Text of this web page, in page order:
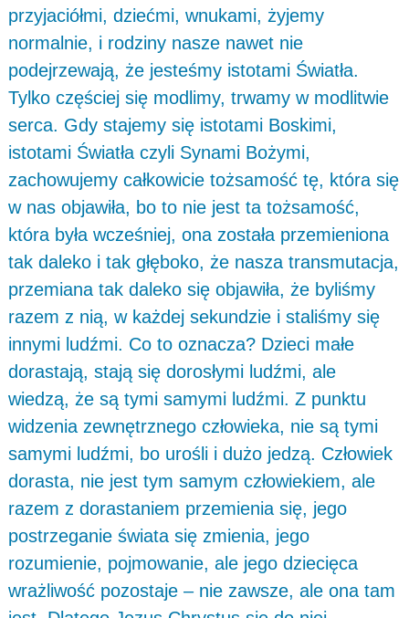
przyjaciółmi, dziećmi, wnukami, żyjemy
normalnie, i rodziny nasze nawet nie
podejrzewają, że jesteśmy istotami Światła.
Tylko częściej się modlimy, trwamy w modlitwie
serca. Gdy stajemy się istotami Boskimi,
istotami Światła czyli Synami Bożymi,
zachowujemy całkowicie tożsamość tę, która się
w nas objawiła, bo to nie jest ta tożsamość,
która była wcześniej, ona została przemieniona
tak daleko i tak głęboko, że nasza transmutacja,
przemiana tak daleko się objawiła, że byliśmy
razem z nią, w każdej sekundzie i staliśmy się
innymi ludźmi. Co to oznacza? Dzieci małe
dorastają, stają się dorosłymi ludźmi, ale
wiedzą, że są tymi samymi ludźmi. Z punktu
widzenia zewnętrznego człowieka, nie są tymi
samymi ludźmi, bo urośli i dużo jedzą. Człowiek
dorasta, nie jest tym samym człowiekiem, ale
razem z dorastaniem przemienia się, jego
postrzeganie świata się zmienia, jego
rozumienie, pojmowanie, ale jego dziecięca
wrażliwość pozostaje – nie zawsze, ale ona tam